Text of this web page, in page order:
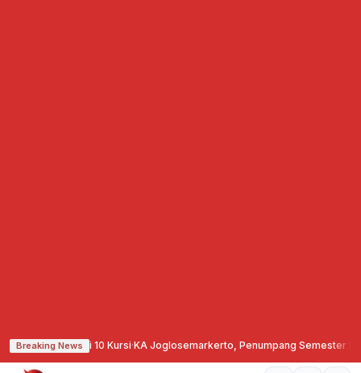
Breaking News
Target Jadi 10 Kursi KA Joglosemarkerto, Penumpang Semester I 2026